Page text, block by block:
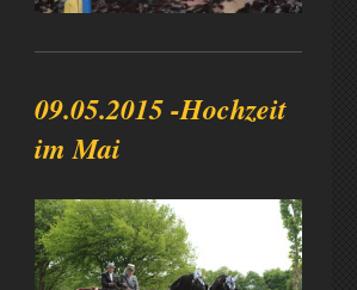
09.05.2015 -Hochzeit
im Mai